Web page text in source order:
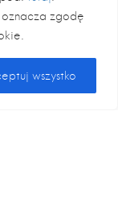
oznacza zgodę
wszystko